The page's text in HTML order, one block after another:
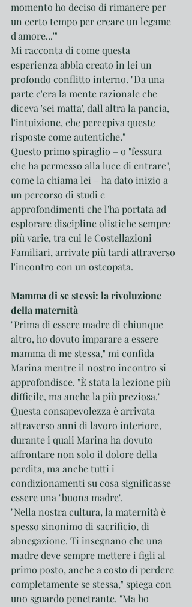
momento ho deciso di rimanere per
un certo tempo per creare un legame
d'amore...'"
Mi racconta di come questa
esperienza abbia creato in lei un
profondo conflitto interno. "Da una
parte c'era la mente razionale che
diceva 'sei matta', dall'altra la pancia,
l'intuizione, che percepiva queste
risposte come autentiche."
Questo primo spiraglio – o "fessura
che ha permesso alla luce di entrare",
come la chiama lei – ha dato inizio a
un percorso di studi e
approfondimenti che l'ha portata ad
esplorare discipline olistiche sempre
più varie, tra cui le Costellazioni
Familiari, arrivate più tardi attraverso
l'incontro con un osteopata.
Mamma di se stessi: la rivoluzione
della maternità
"Prima di essere madre di chiunque
altro, ho dovuto imparare a essere
mamma di me stessa," mi confida
Marina mentre il nostro incontro si
approfondisce. "È stata la lezione più
difficile, ma anche la più preziosa."
Questa consapevolezza è arrivata
attraverso anni di lavoro interiore,
durante i quali Marina ha dovuto
affrontare non solo il dolore della
perdita, ma anche tutti i
condizionamenti su cosa significasse
essere una "buona madre".
"Nella nostra cultura, la maternità è
spesso sinonimo di sacrificio, di
abnegazione. Ti insegnano che una
madre deve sempre mettere i figli al
primo posto, anche a costo di perdere
completamente se stessa," spiega con
uno sguardo penetrante. "Ma ho